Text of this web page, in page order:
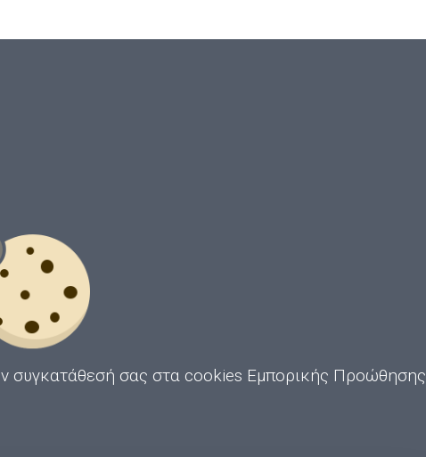
συγκατάθεσή σας στα cookies Εμπορικής Προώθησης